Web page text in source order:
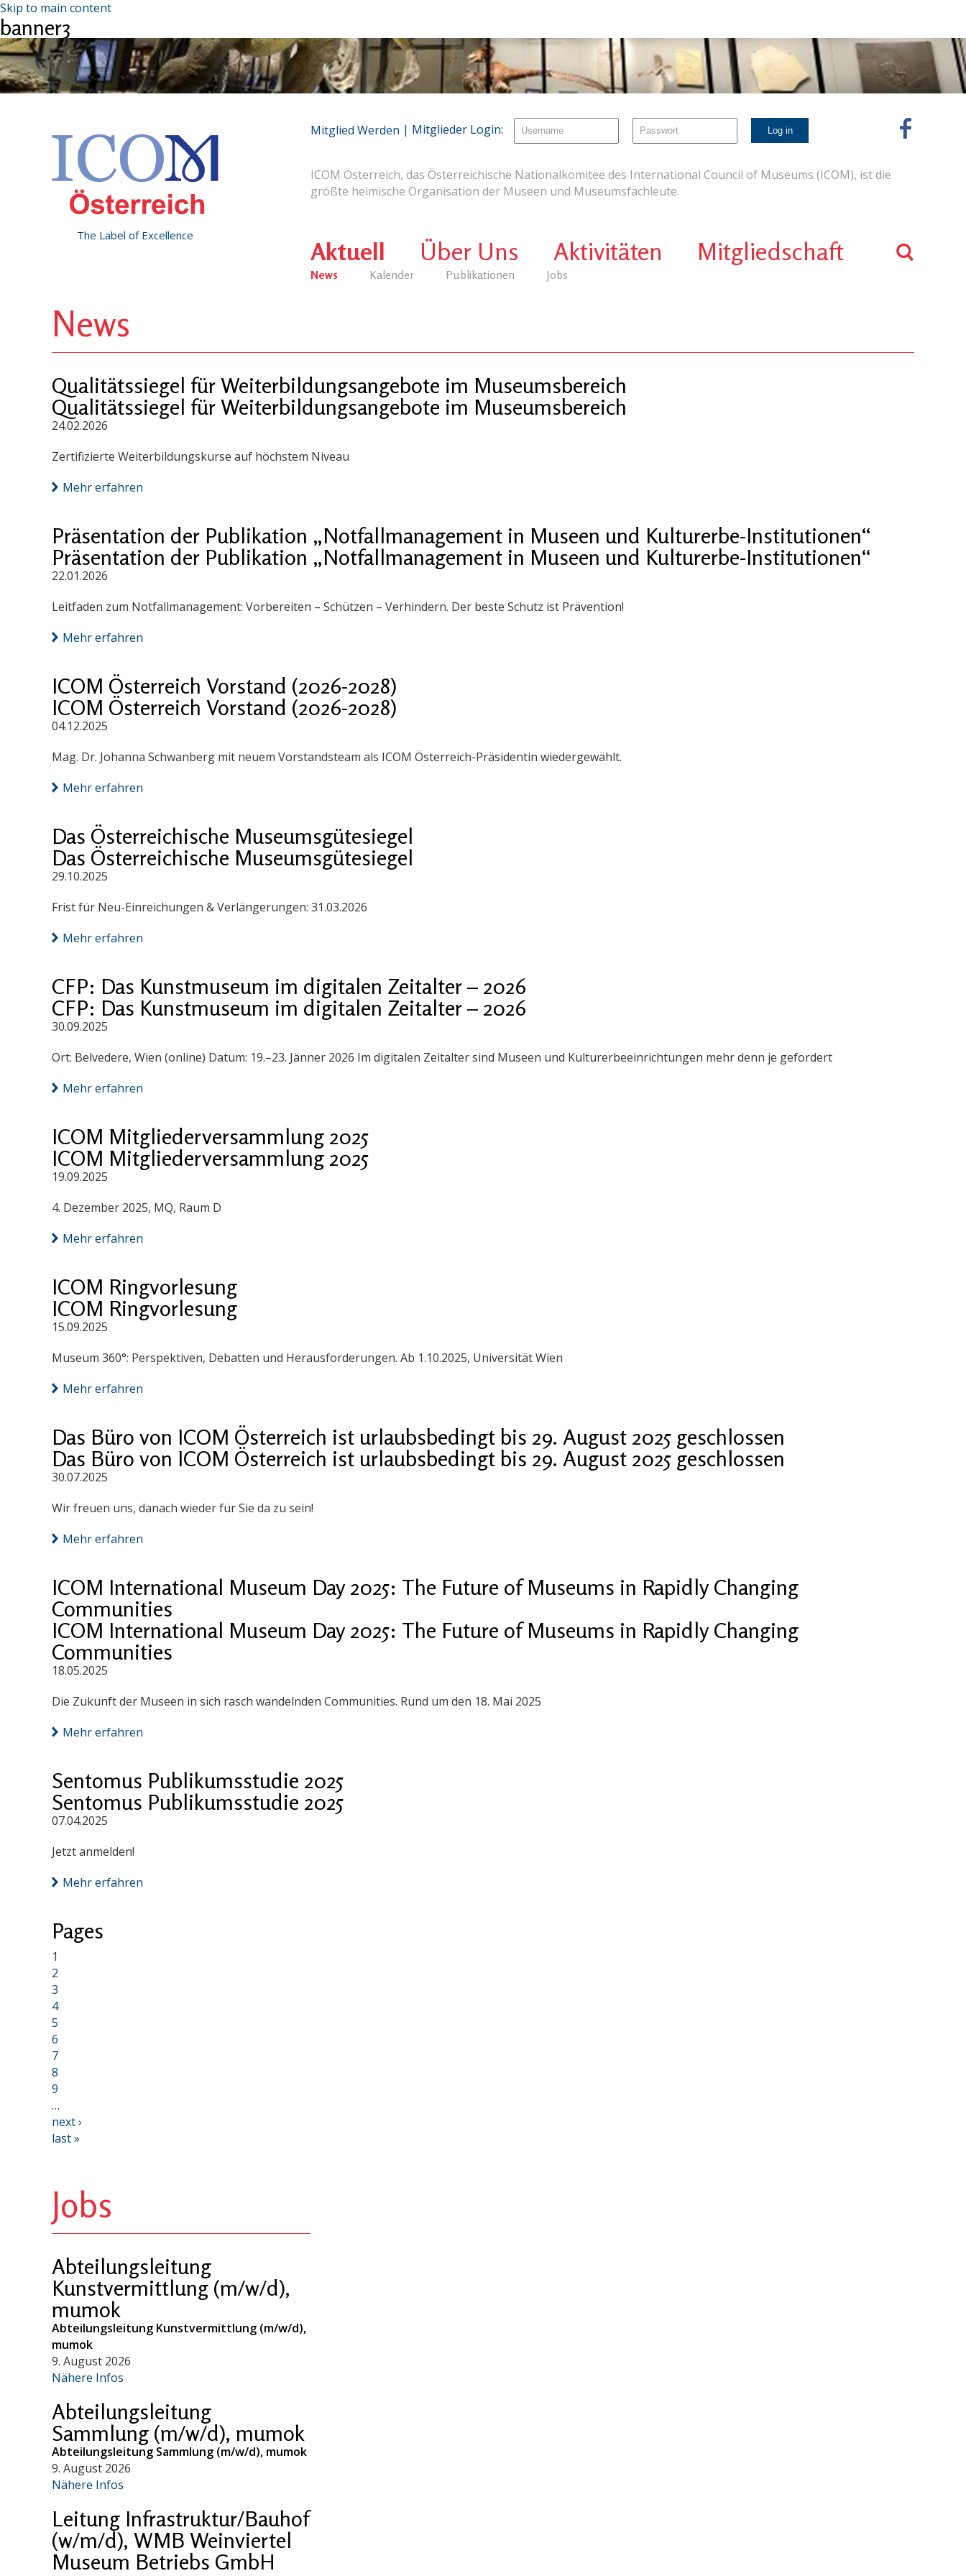
Skip to main content
banner3
The Label of Excellence
ICOM Österreich, das Österreichische Nationalkomitee des International Council of Museums (ICOM), ist die
größte heimische Organisation der Museen und Museumsfachleute.
Aktuell
News Kalender Publikationen Jobs
Über Uns Aktivitäten Mitgliedschaft
Mitglied Werden | Mitglieder Login:
News
Qualitätssiegel für Weiterbildungsangebote im Museumsbereich
Qualitätssiegel für Weiterbildungsangebote im Museumsbereich
24.02.2026
Zertifizierte Weiterbildungskurse auf höchstem Niveau
Mehr erfahren
Präsentation der Publikation „Notfallmanagement in Museen und Kulturerbe-Institutionen“
Präsentation der Publikation „Notfallmanagement in Museen und Kulturerbe-Institutionen“
22.01.2026
Leitfaden zum Notfallmanagement: Vorbereiten – Schützen – Verhindern. Der beste Schutz ist Prävention!
Mehr erfahren
ICOM Österreich Vorstand (2026-2028)
ICOM Österreich Vorstand (2026-2028)
04.12.2025
Mag. Dr. Johanna Schwanberg mit neuem Vorstandsteam als ICOM Österreich-Präsidentin wiedergewählt.
Mehr erfahren
Das Österreichische Museumsgütesiegel
Das Österreichische Museumsgütesiegel
29.10.2025
Frist für Neu-Einreichungen & Verlängerungen: 31.03.2026
Mehr erfahren
CFP: Das Kunstmuseum im digitalen Zeitalter – 2026
CFP: Das Kunstmuseum im digitalen Zeitalter – 2026
30.09.2025
Ort: Belvedere, Wien (online) Datum: 19.–23. Jänner 2026 Im digitalen Zeitalter sind Museen und Kulturerbeeinrichtungen mehr denn je gefordert
Mehr erfahren
ICOM Mitgliederversammlung 2025
ICOM Mitgliederversammlung 2025
19.09.2025
4. Dezember 2025, MQ, Raum D
Mehr erfahren
ICOM Ringvorlesung
ICOM Ringvorlesung
15.09.2025
Museum 360°: Perspektiven, Debatten und Herausforderungen. Ab 1.10.2025, Universität Wien
Mehr erfahren
Das Büro von ICOM Österreich ist urlaubsbedingt bis 29. August 2025 geschlossen
Das Büro von ICOM Österreich ist urlaubsbedingt bis 29. August 2025 geschlossen
30.07.2025
Wir freuen uns, danach wieder für Sie da zu sein!
Mehr erfahren
ICOM International Museum Day 2025: The Future of Museums in Rapidly Changing
Communities
ICOM International Museum Day 2025: The Future of Museums in Rapidly Changing
Communities
18.05.2025
Die Zukunft der Museen in sich rasch wandelnden Communities. Rund um den 18. Mai 2025
Mehr erfahren
Sentomus Publikumsstudie 2025
Sentomus Publikumsstudie 2025
07.04.2025
Jetzt anmelden!
Mehr erfahren
Pages
1
2
3
4
5
6
7
8
9
…
next ›
last »
Jobs
Abteilungsleitung
Kunstvermittlung (m/w/d),
mumok
Abteilungsleitung Kunstvermittlung (m/w/d),
mumok
9. August 2026
Nähere Infos
Abteilungsleitung
Sammlung (m/w/d), mumok
Abteilungsleitung Sammlung (m/w/d), mumok
9. August 2026
Nähere Infos
Leitung Infrastruktur/Bauhof
(w/m/d), WMB Weinviertel
Museum Betriebs GmbH